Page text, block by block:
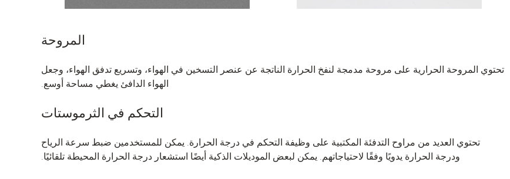
المروحة
تحتوي المروحة الحرارية على مروحة مدمجة لنفخ الحرارة الناتجة عن عنصر التسخين في الهواء، وتسريع تدفق الهواء، وجعل
الهواء الدافئ يغطي مساحة أوسع.
التحكم في الثرموستات
تحتوي العديد من مراوح التدفئة المكتبية على وظيفة التحكم في درجة الحرارة. يمكن للمستخدمين ضبط سرعة الرياح
ودرجة الحرارة يدويًا وفقًا لاحتياجاتهم. يمكن لبعض الموديلات الذكية أيضًا استشعار درجة الحرارة المحيطة تلقائيًا.